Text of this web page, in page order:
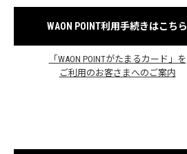
WAON POINT利用手続きはこちら
「WAON POINTがたまるカード」を
ご利用のお客さまへのご案内